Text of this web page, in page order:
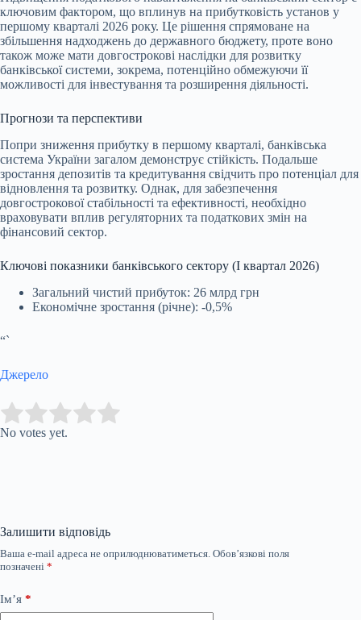
ключовим фактором, що вплинув на прибутковість установ у
першому кварталі 2026 року. Це рішення спрямоване на
збільшення надходжень до державного бюджету, проте воно
також може мати довгострокові наслідки для розвитку
банківської системи, зокрема, потенційно обмежуючи її
можливості для інвестування та розширення діяльності.
Прогнози та перспективи
Попри зниження прибутку в першому кварталі, банківська
система України загалом демонструє стійкість. Подальше
зростання депозитів та кредитування свідчить про потенціал для
відновлення та розвитку. Однак, для забезпечення
довгострокової стабільності та ефективності, необхідно
враховувати вплив регуляторних та податкових змін на
фінансовий сектор.
Ключові показники банківського сектору (І квартал 2026)
Загальний чистий прибуток: 26 млрд грн
Економічне зростання (річне): -0,5%
“`
Джерело
Rate this item:
No votes yet.
Залишити відповідь
Ваша e-mail адреса не оприлюднюватиметься. Обов’язкові поля
позначені *
Ім’я *